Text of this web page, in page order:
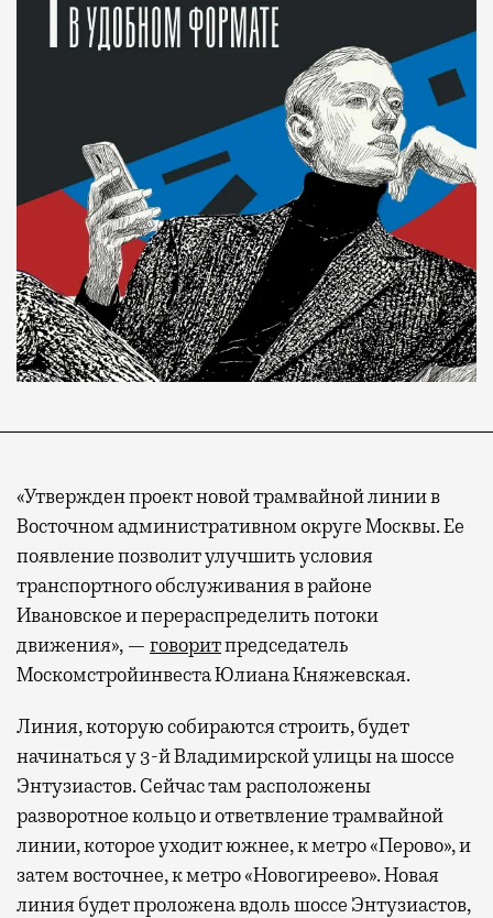
«Утвержден проект новой трамвайной линии в
Восточном административном округе Москвы. Ее
появление позволит улучшить условия
транспортного обслуживания в районе
Ивановское и перераспределить потоки
движения», — говоритпредседатель
Москомстройинвеста Юлиана Княжевская.
Линия, которую собираются строить, будет
начинаться у 3-й Владимирской улицы на шоссе
Энтузиастов. Сейчас там расположены
разворотное кольцо и ответвление трамвайной
линии, которое уходит южнее, к метро «Перово», и
затем восточнее, к метро «Новогиреево». Новая
линия будет проложена вдоль шоссе Энтузиастов,